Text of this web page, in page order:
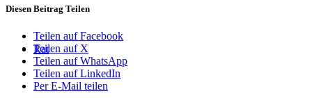
Rat
Diesen Beitrag Teilen
Teilen auf Facebook
Teilen auf X
Teilen auf WhatsApp
Teilen auf LinkedIn
Per E-Mail teilen